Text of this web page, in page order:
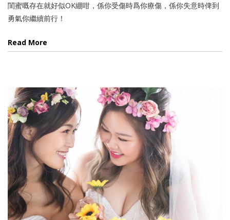
閨蜜嘅存在就好似OK綳咁，係你受傷時爲你療傷，係你失意時俾到
勇氣你繼續前行！
Read More